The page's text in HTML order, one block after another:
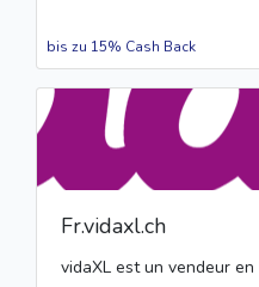
bis zu 15% Cash Back
Fr.vidaxl.ch
vidaXL est un vendeur